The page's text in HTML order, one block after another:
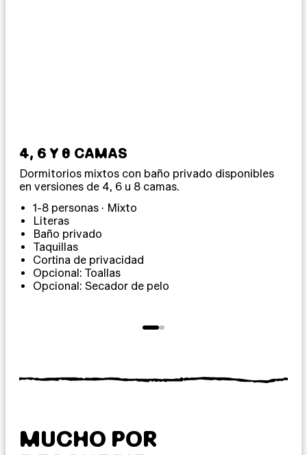
4, 6 Y 8 CAMAS
Dormitorios mixtos con baño privado disponibles
en versiones de 4, 6 u 8 camas.
1-8 personas · Mixto
Literas
Baño privado
Taquillas
Cortina de privacidad
Opcional: Toallas
Opcional: Secador de pelo
MUCHO POR